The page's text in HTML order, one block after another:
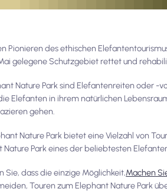
Pionieren des ethischen
gelegene Schutzgebiet rettet und
Nature Park sind Elefantenreiten oder -
Elefanten in ihrem natürlichen
gehen.
Nature Park bietet eine Vielzahl von
Nature Park eines der beliebtesten
Sie, dass die einzige Möglichkeit,Machen
Touren zum Elephant Nature Park